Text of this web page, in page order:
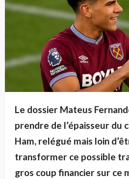
Le dossier Mateus
prendre de l’épaisseur du
Ham, relégué mais loin
transformer ce possible
gros coup financier sur ce